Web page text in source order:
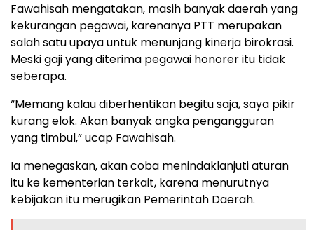
Fawahisah mengatakan, masih banyak daerah yang
kekurangan pegawai, karenanya PTT merupakan
salah satu upaya untuk menunjang kinerja birokrasi.
Meski gaji yang diterima pegawai honorer itu tidak
seberapa.
“Memang kalau diberhentikan begitu saja, saya pikir
kurang elok. Akan banyak angka pengangguran
yang timbul,” ucap Fawahisah.
Ia menegaskan, akan coba menindaklanjuti aturan
itu ke kementerian terkait, karena menurutnya
kebijakan itu merugikan Pemerintah Daerah.